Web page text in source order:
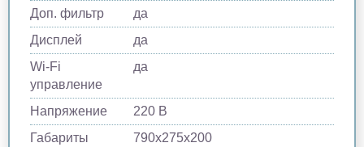
Доп. фильтр
да
Дисплей
да
Wi-Fi
управление
да
Напряжение
220 В
Габариты
790х275х200